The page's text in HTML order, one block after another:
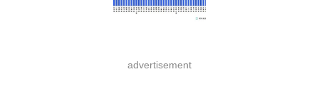
advertisement